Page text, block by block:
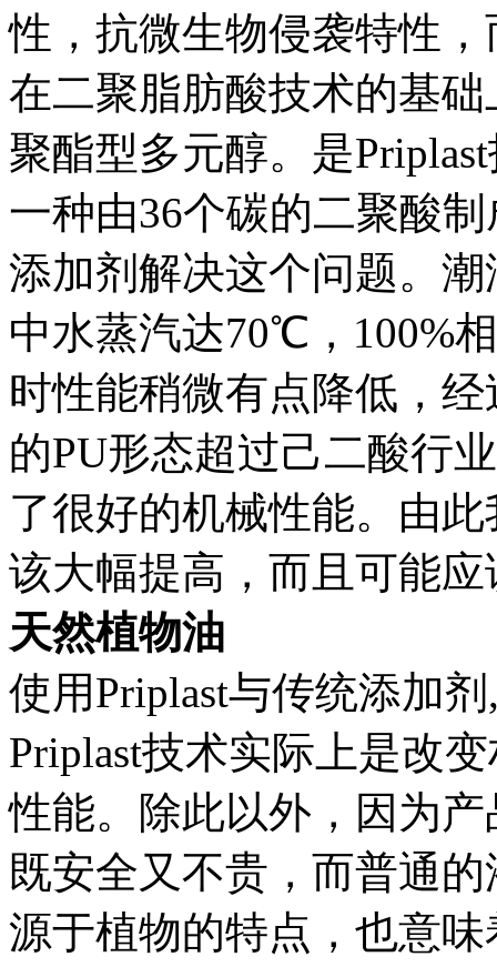
性，抗微生物侵袭特性
在二聚脂肪酸技术的基
聚酯型多元醇。是
一种由36个碳的二聚酸
添加剂解决这个问题。
中水蒸汽达70℃，100%
时性能稍微有点降低，
的PU形态超过己二酸行
了很好的机械性能。由
该大幅提高，而且可能
天然植物油
使用Priplast与传统添加
Priplast技术实际上是改
性能。除此以外，因为
既安全又不贵，而普通
源于植物的特点，也意